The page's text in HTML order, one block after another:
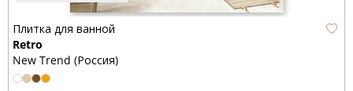
Плитка для ванной
Retro
New Trend (Россия)